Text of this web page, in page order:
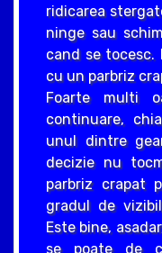
ridicarea
ninge sau
cand se tocesc.
cu un parbriz
Foarte multi
continuare,
unul dintre
decizie nu
parbriz crapat
gradul de
Este bine,
se poate de